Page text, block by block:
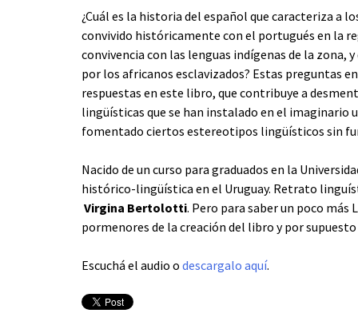
¿Cuál es la historia del español que caracteriza a
convivido históricamente con el portugués en la
convivencia con las lenguas indígenas de la zona,
por los africanos esclavizados? Estas preguntas
respuestas en este libro, que contribuye a
lingüísticas que se han instalado en el imaginario
fomentado ciertos estereotipos lingüísticos sin
Nacido de un curso para graduados en la
histórico-lingüística en el Uruguay. Retrato
Virgina Bertolotti. Pero para saber un poco
pormenores de la creación del libro y por
Escuchá el audio o descargalo aquí.